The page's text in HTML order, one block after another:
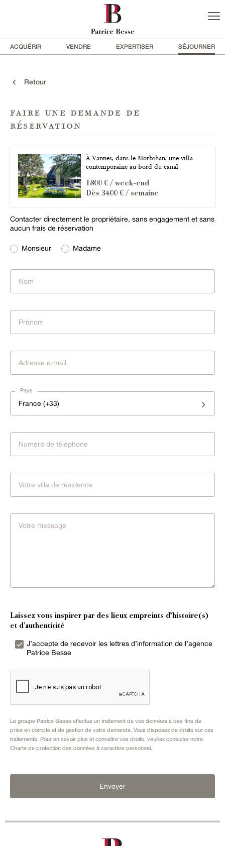
ACQUÉRIR VENDRE EXPERTISER SÉJOURNER
Retour
faire une demande de
réservation
À Vannes, dans le Morbihan, une villa
contemporaine au bord du canal
1800 € / week-end
Dès 3400 € / semaine
Contacter directement le propriétaire, sans engagement et sans
aucun frais de réservation
Monsieur Madame
Pays
France (+33)
Laissez vous inspirer par des lieux empreints d’histoire(s)
et d'authenticité
J’accepte de recevoir les lettres d’information de l’agence
Patrice Besse
Le groupe Patrice Besse effectue un traitement de vos données à des fins de
prise en compte et de gestion de votre demande. Vous disposez de droits sur ces
traitements. Pour en savoir plus et connaître vos droits, veuillez consulter notre
Charte de protection des données à caractère personnel .
Envoyer